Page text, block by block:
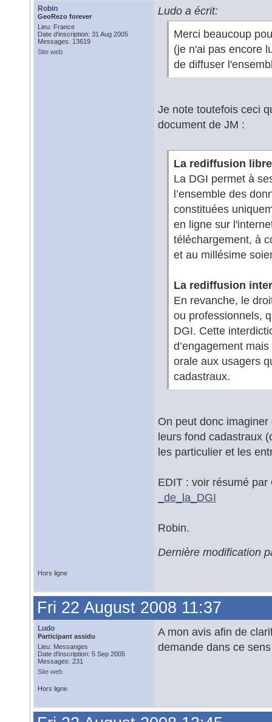
Robin
GeoRezo forever
Lieu: France
Date d'inscription: 31 Aug 2005
Messages: 13619
Site web
Ludo a écrit:
Merci beaucoup
(je n'ai pas encore
de diffuser
Je note toutefois ceci
document de JM :
La rediffusion
La DGI permet à
l’ensemble des
constituées
en ligne sur
téléchargement, à
et au millésime
La rediffusion
En revanche, le
ou professionnels,
DGI. Cette
d’engagement
orale aux usagers
cadastraux.
On peut donc
leurs fond cadastraux
les particulier et les
EDIT : voir résumé
_de_la_DGI
Robin.
Dernière modification
Hors ligne
Fri 22 August 2008 11:37
Ludo
Participant assidu
Lieu: Messanges
Date d'inscription: 5 Sep 2005
Messages: 231
Site web
A mon avis afin de
demande dans ce
Hors ligne